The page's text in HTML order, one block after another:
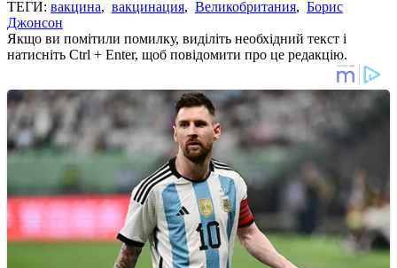
ТЕГИ: вакцина, вакцинация, Великобритания, Борис
Джонсон
Якщо ви помітили помилку, виділіть необхідний текст і
натисніть Ctrl + Enter, щоб повідомити про це редакцію.